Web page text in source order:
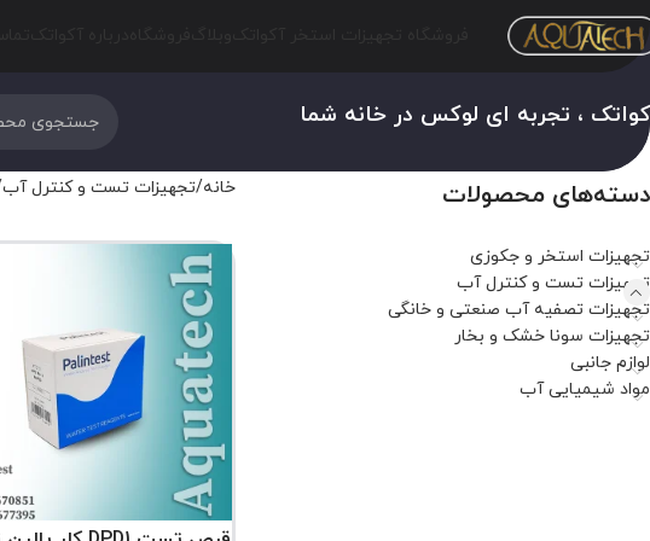
، تجربه ای لوکس در خانه شما
دسته‌های محصولات
تجهیزات استخر و جکوزی
تجهیزات تست و کنترل آب
تجهیزات تصفیه آب صنعتی و خانگی
تجهیزات سونا خشک و بخار
لوازم جانبی
مواد شیمیایی آب
خانه تجهیزات تست و کنترل آب